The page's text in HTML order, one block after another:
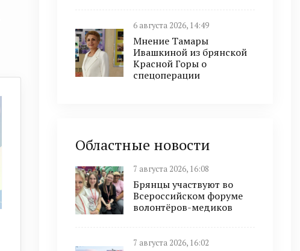
6 августа 2026, 14:49
Мнение Тамары
Ивашкиной из брянской
Красной Горы о
спецоперации
Областные новости
7 августа 2026, 16:08
Брянцы участвуют во
Всероссийском форуме
волонтёров-медиков
7 августа 2026, 16:02